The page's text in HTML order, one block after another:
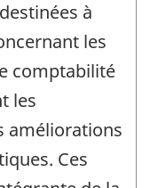
à
les
comptabilité
les
améliorations
Ces